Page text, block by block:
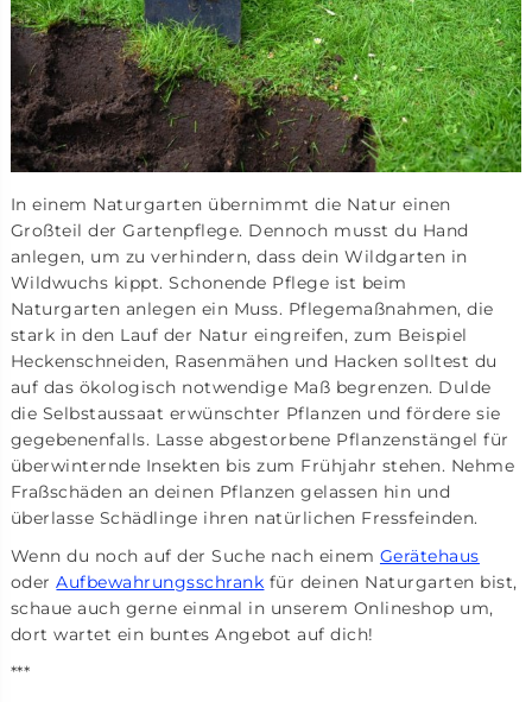
In einem Naturgarten übernimmt die Natur einen
Großteil der Gartenpflege. Dennoch musst du Hand
anlegen, um zu verhindern, dass dein Wildgarten in
Wildwuchs kippt. Schonende Pflege ist beim
Naturgarten anlegen ein Muss. Pflegemaßnahmen, die
stark in den Lauf der Natur eingreifen, zum Beispiel
Heckenschneiden, Rasenmähen und Hacken solltest du
auf das ökologisch notwendige Maß begrenzen. Dulde
die Selbstaussaat erwünschter Pflanzen und fördere sie
gegebenenfalls. Lasse abgestorbene Pflanzenstängel für
überwinternde Insekten bis zum Frühjahr stehen. Nehme
Fraßschäden an deinen Pflanzen gelassen hin und
überlasse Schädlinge ihren natürlichen Fressfeinden.
Wenn du noch auf der Suche nach einem Gerätehaus
oderAufbewahrungsschrank für deinen Naturgarten bist,
schaue auch gerne einmal in unserem Onlineshop um,
dort wartet ein buntes Angebot auf dich!
***